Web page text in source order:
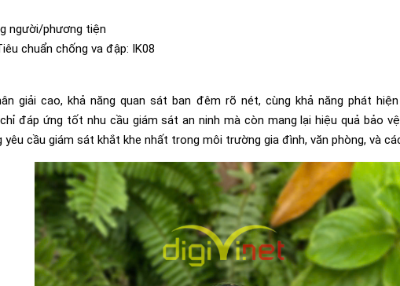
người/phương tiện
chuẩn chống va đập: IK08
giải cao, khả năng quan sát ban đêm rõ nét, cùng khả năng phát
đáp ứng tốt nhu cầu giám sát an ninh mà còn mang lại hiệu quả bảo
cầu giám sát khắt khe nhất trong môi trường gia đình, văn phòng, và